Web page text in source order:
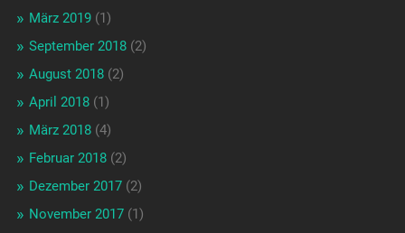
März 2019(1)
September 2018(2)
August 2018(2)
April 2018(1)
März 2018(4)
Februar 2018(2)
Dezember 2017(2)
November 2017(1)